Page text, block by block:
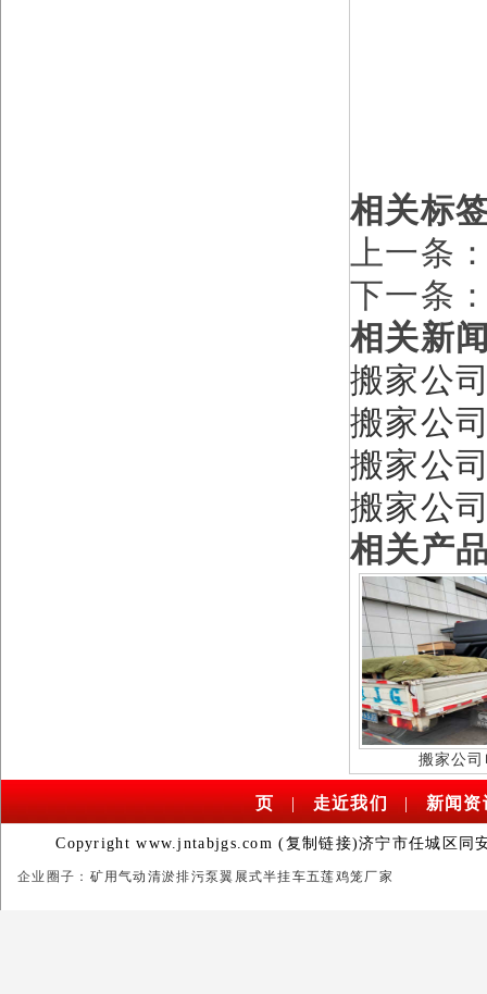
相关标
上一条
下一条
相关新
搬家公
搬家公
搬家公
搬家公
相关产
搬家公
页 | 走近我们 | 新闻资
Copyright www.jntabjgs.com (复制链接)济宁市任城区同
企业圈子： 矿用气动清淤排污泵翼展式半挂车五莲鸡笼厂家